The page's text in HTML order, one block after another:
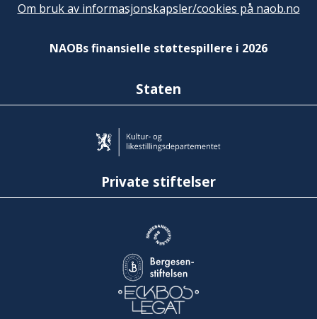
Om bruk av informasjonskapsler/cookies på naob.no
NAOBs finansielle støttespillere i 2026
Staten
Private stiftelser